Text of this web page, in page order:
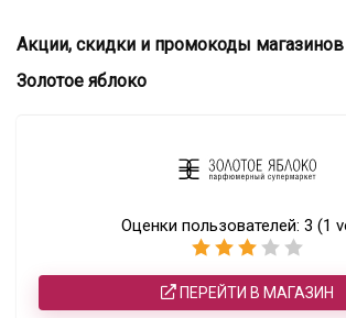
Акции, скидки и промокоды
Золотое яблоко
Оценки пользователей: 3 (1
ПЕРЕЙТИ В МАГАЗИН